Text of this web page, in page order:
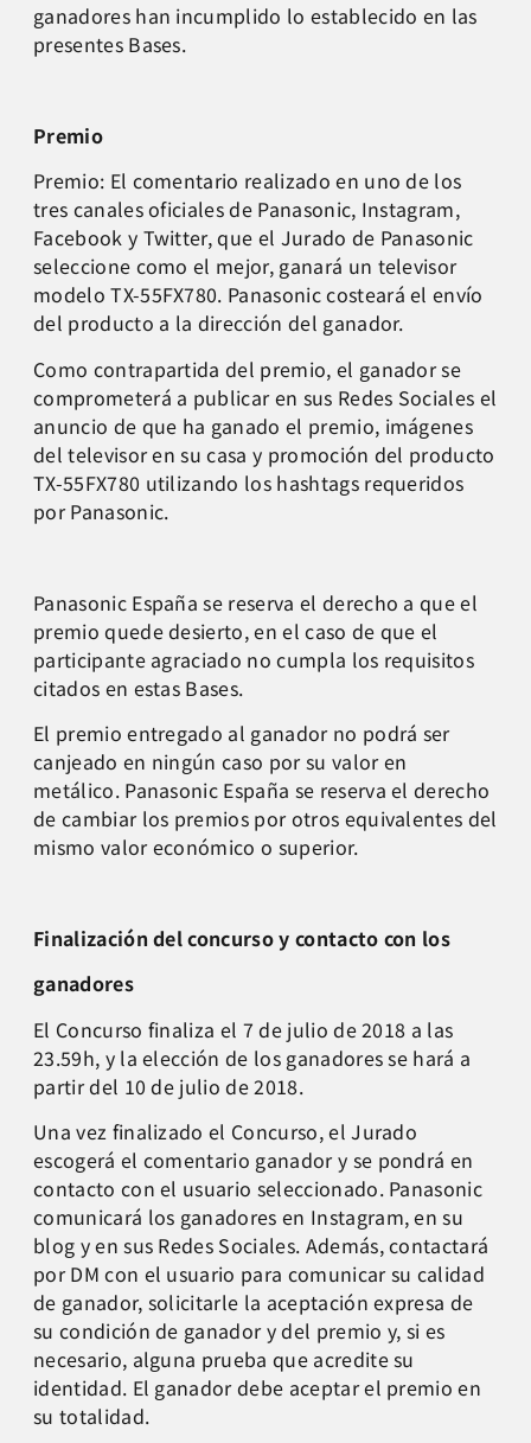
ganadores han incumplido lo establecido en las
presentes Bases.
Premio
Premio: El comentario realizado en uno de los
tres canales oficiales de Panasonic, Instagram,
Facebook y Twitter, que el Jurado de Panasonic
seleccione como el mejor, ganará un televisor
modelo TX-55FX780. Panasonic costeará el envío
del producto a la dirección del ganador.
Como contrapartida del premio, el ganador se
comprometerá a publicar en sus Redes Sociales el
anuncio de que ha ganado el premio, imágenes
del televisor en su casa y promoción del producto
TX-55FX780 utilizando los hashtags requeridos
por Panasonic.
Panasonic España se reserva el derecho a que el
premio quede desierto, en el caso de que el
participante agraciado no cumpla los requisitos
citados en estas Bases.
El premio entregado al ganador no podrá ser
canjeado en ningún caso por su valor en
metálico. Panasonic España se reserva el derecho
de cambiar los premios por otros equivalentes del
mismo valor económico o superior.
Finalización del concurso y contacto con los
ganadores
El Concurso finaliza el 7 de julio de 2018 a las
23.59h, y la elección de los ganadores se hará a
partir del 10 de julio de 2018.
Una vez finalizado el Concurso, el Jurado
escogerá el comentario ganador y se pondrá en
contacto con el usuario seleccionado. Panasonic
comunicará los ganadores en Instagram, en su
blog y en sus Redes Sociales. Además, contactará
por DM con el usuario para comunicar su calidad
de ganador, solicitarle la aceptación expresa de
su condición de ganador y del premio y, si es
necesario, alguna prueba que acredite su
identidad. El ganador debe aceptar el premio en
su totalidad.